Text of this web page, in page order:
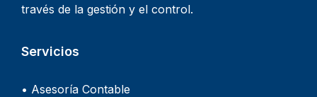
través de la gestión y el control.
Servicios
• Asesoría Contable